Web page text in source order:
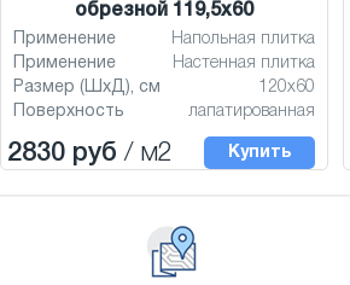
обрезной 119,5x60
Применение
Напольная плитка
Применение
Настенная плитка
Размер (ШхД), см
120x60
Поверхность
лапатированная
2830 руб / м2 Купить